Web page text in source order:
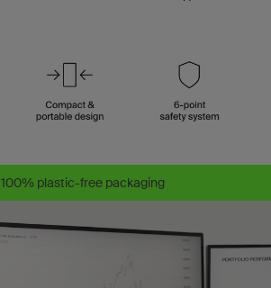
100% plastic-free packaging